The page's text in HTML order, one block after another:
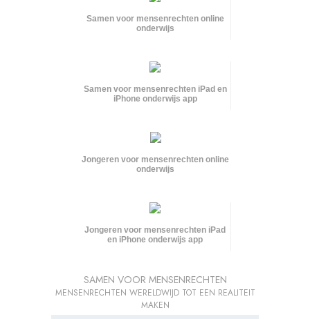
Samen voor mensenrechten online
onderwijs
Samen voor mensenrechten iPad en
iPhone onderwijs app
Jongeren voor mensenrechten online
onderwijs
Jongeren voor mensenrechten iPad
en iPhone onderwijs app
SAMEN VOOR MENSENRECHTEN
MENSENRECHTEN WERELDWIJD TOT EEN REALITEIT
MAKEN